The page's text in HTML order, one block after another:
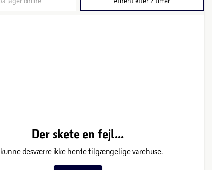
Der skete en fejl...
kunne desværre ikke hente tilgængelige varehuse.